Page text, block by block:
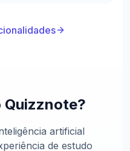
Quizznote?
artificial
de estudo